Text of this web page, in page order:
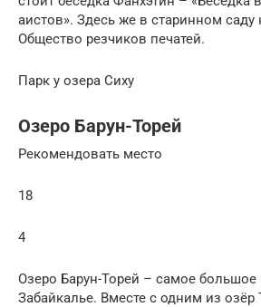
аистов». Здесь же в старинном саду
Общество резчиков печатей.
Парк у озера Сиху
Озеро Барун-Торей
Рекомендовать место
18
4
Озеро Барун-Торей – самое большое
Забайкалье. Вместе с одним из озёр